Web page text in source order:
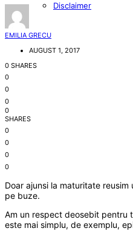
Disclaimer
EMILIA GRECU
AUGUST 1, 2017
0 SHARES
0
0
0
0
SHARES
0
0
0
0
Doar ajunsi la maturitate
pe buze.
Am un respect deosebit pentru
este mai simplu, de exemplu,